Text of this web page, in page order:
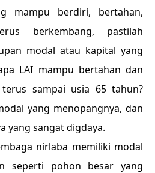
mampu berdiri, bertahan,
berkembang, pastilah
modal atau kapital yang
LAI mampu bertahan dan
sampai usia 65 tahun?
yang menopangnya, dan
yang sangat digdaya.
nirlaba memiliki modal
seperti pohon besar yang